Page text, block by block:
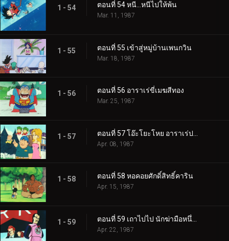
1 - 54 ตอนที่ 54 หนี…หนีไปให้พ้น
Mar. 11, 1987
1 - 55 ตอนที่ 55 เข้าสู่หมู่บ้านเพนกวิน
Mar. 18, 1987
1 - 56 ตอนที่ 56 อาราเร่ขี่เมฆสีทอง
Mar. 25, 1987
1 - 57
Apr. 08, 1987
1 - 58 ตอนที่ 58 หอคอยศักดิ์สิทธิ์คาริน
Apr. 15, 1987
1 - 59
Apr. 22, 1987